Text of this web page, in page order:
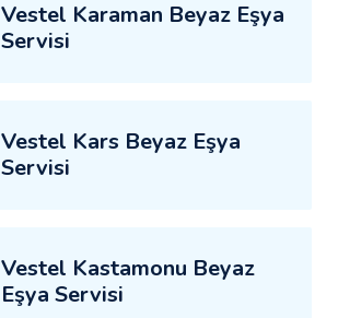
Vestel Karaman Beyaz Eşya
Servisi
Vestel Kars Beyaz Eşya
Servisi
Vestel Kastamonu Beyaz
Eşya Servisi